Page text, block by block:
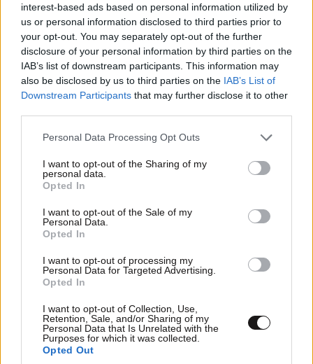
interest-based ads based on personal information utilized by
us or personal information disclosed to third parties prior to
your opt-out. You may separately opt-out of the further
disclosure of your personal information by third parties on the
IAB’s list of downstream participants. This information may
also be disclosed by us to third parties on the IAB’s List of
Downstream Participants that may further disclose it to other
Please note that this website/app uses one or more Google
not limited to your visit or usage behaviour. You may click to
grant or deny consent to Google and its third-party tags to
use your data for below specified purposes in below Google
consent section.
Personal Data Processing Opt Outs
I want to opt-out of the Sharing of my
personal data.
Opted In
I want to opt-out of the Sale of my
Personal Data.
Opted In
I want to opt-out of processing my
Personal Data for Targeted Advertising.
Opted In
I want to opt-out of Collection, Use,
Retention, Sale, and/or Sharing of my
Personal Data that Is Unrelated with the
Purposes for which it was collected.
Opted Out
Μενδώνη: Αυτοψία στα εργοτάξια πολιτισμού
του Έβρου και το ιστορικό Τέμενος Βαγιαζήτ